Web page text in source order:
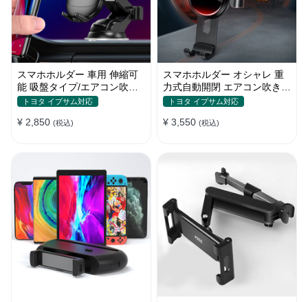
スマホホルダー 車用 伸縮可
能 吸盤タイプ/エアコン吹き
出し口 角度調整 片手操作 全
トヨタ イプサム対応
¥ 2,850 (税込)
スマホホルダー オシャレ 重
力式自動開閉 エアコン吹き出
し口用 片手操作 全機種 車
トヨタ イプサム対応
¥ 3,550 (税込)